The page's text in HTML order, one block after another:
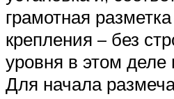
грамотная
крепления – без
уровня в этом деле
Для начала